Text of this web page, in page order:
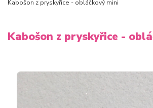
Kabošon z pryskyřice - obláčkový mini
Kabošon z pryskyřice -